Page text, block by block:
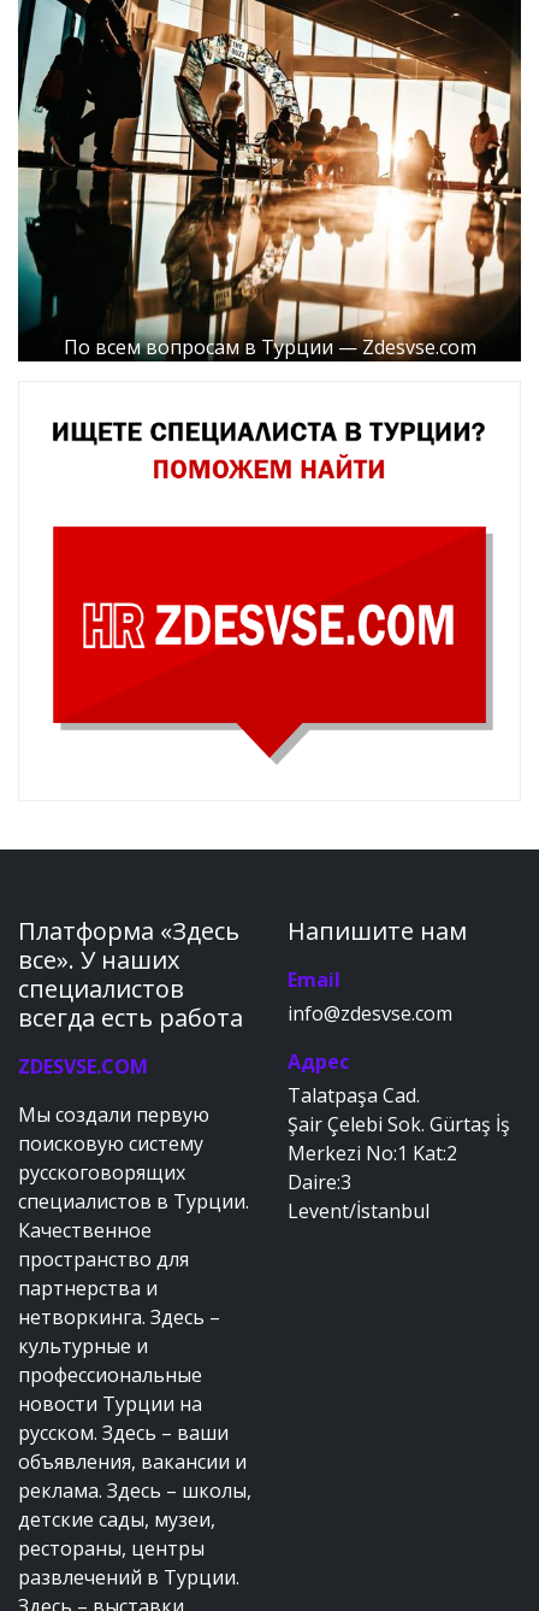
По всем вопросам в Турции — Zdesvse.com
Платформа «Здесь
все». У наших
специалистов
всегда есть работа
ZDESVSE.COM
Мы создали первую
поисковую систему
русскоговорящих
специалистов в Турции.
Качественное
пространство для
партнерства и
нетворкинга. Здесь –
культурные и
профессиональные
новости Турции на
русском. Здесь – ваши
объявления, вакансии и
реклама. Здесь – школы,
детские сады, музеи,
рестораны, центры
развлечений в Турции.
Напишите нам
Email
info@zdesvse.com
Адрес
Talatpaşa Cad.
Şair Çelebi Sok. Gürtaş İş
Merkezi No:1 Kat:2
Daire:3
Levent/İstanbul